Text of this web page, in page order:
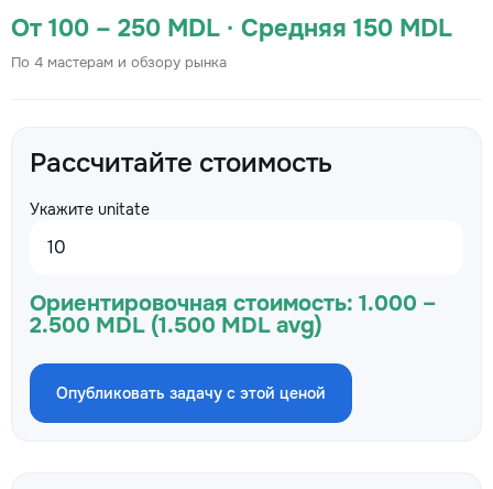
От 100 – 250 MDL · Средняя 150 MDL
По 4 мастерам и обзору рынка
Рассчитайте стоимость
Укажите unitate
Ориентировочная стоимость: 1.000 –
2.500 MDL (1.500 MDL avg)
Опубликовать задачу с этой ценой